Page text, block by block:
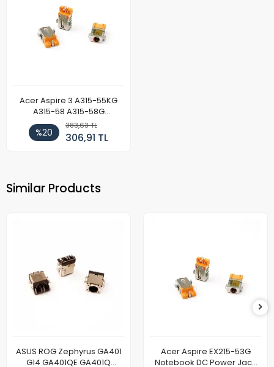
Acer Aspire 3 A315-55KG
A315-58 A315-58G
Notebook DC Power Jack
Soket
%20
383,63 TL
306,91 TL
Similar Products
ASUS ROG Zephyrus GA401
G14 GA401QE GA401Q
Acer Aspire EX215-53G
Notebook DC Power Jack